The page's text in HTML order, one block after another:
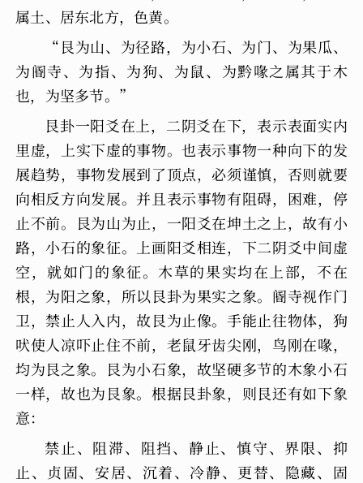
属土、居东北方，色黄。
“艮为山、为径路，为小石、为门、为果瓜、
为阍寺、为指、为狗、为鼠、为黔喙之属其于木
也，为坚多节。”
艮卦一阳爻在上，二阴爻在下，表示表面实内
里虚，上实下虚的事物。也表示事物一种向下的发
展趋势，事物发展到了顶点，必须谨慎，否则就要
向相反方向发展。并且表示事物有阻碍，困难，停
止不前。艮为山为止，一阳爻在坤土之上，故有小
路，小石的象征。上画阳爻相连，下二阴爻中间虚
空，就如门的象征。木草的果实均在上部，不在
根，为阳之象，所以艮卦为果实之象。阍寺视作门
卫，禁止人入内，故艮为止像。手能止往物体，狗
吠使人凉吓止住不前，老鼠牙齿尖刚，鸟刚在喙，
均为艮之象。艮为小石象，故坚硬多节的木象小石
一样，故也为艮象。根据艮卦象，则艮还有如下象
意：
禁止、阻滞、阻挡、静止、慎守、界限、抑
止、贞固、安居、沉着、冷静、更替、隐藏、固